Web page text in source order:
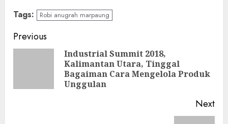
Tags: Robi anugrah marpaung
Continue
Reading
Previous
Industrial Summit 2018,
Kalimantan Utara, Tinggal
Bagaiman Cara Mengelola Produk
Unggulan
Next